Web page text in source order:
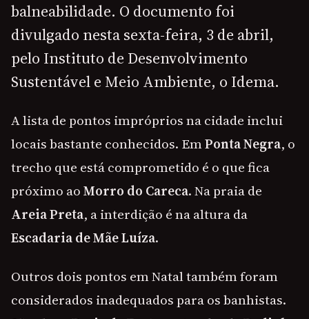
balneabilidade. O documento foi
divulgado nesta sexta-feira, 3 de abril,
pelo Instituto de Desenvolvimento
Sustentável e Meio Ambiente, o Idema.
A lista de pontos impróprios na cidade inclui
locais bastante conhecidos. EmPonta Negra, o
trecho que está comprometido é o que fica
próximo aoMorro do Careca. Na praia de
Areia Preta, a interdição é na altura da
Escadaria de Mãe Luíza.
Outros dois pontos em Natal também foram
considerados inadequados para os banhistas.